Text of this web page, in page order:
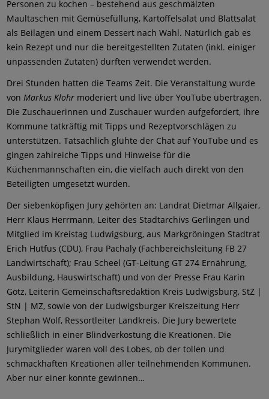
Personen zu kochen – bestehend aus geschmälzten
Maultaschen mit Gemüsefüllung, Kartoffelsalat und Blattsalat
als Beilagen und einem Dessert nach Wahl. Natürlich gab es
kein Rezept und nur die bereitgestellten Zutaten (inkl. einiger
unpassenden Zutaten) durften verwendet werden.
Drei Stunden hatten die Teams Zeit. Die Veranstaltung wurde
von Markus Klohr moderiert und live über YouTube übertragen.
Die Zuschauerinnen und Zuschauer wurden aufgefordert, ihre
Kommune tatkräftig mit Tipps und Rezeptvorschlägen zu
unterstützen. Tatsächlich glühte der Chat auf YouTube und es
gingen zahlreiche Tipps und Hinweise für die
Küchenmannschaften ein, die vielfach auch direkt von den
Beteiligten umgesetzt wurden.
Der siebenköpfigen Jury gehörten an: Landrat Dietmar Allgaier,
Herr Klaus Herrmann, Leiter des Stadtarchivs Gerlingen und
Mitglied im Kreistag Ludwigsburg, aus Markgröningen Stadtrat
Erich Hutfus (CDU), Frau Pachaly (Fachbereichsleitung FB 27
Landwirtschaft); Frau Scheel (GT-Leitung GT 274 Ernährung,
Ausbildung, Hauswirtschaft) und von der Presse Frau Karin
Götz, Leiterin Gemeinschaftsredaktion Kreis Ludwigsburg, StZ |
StN | MZ, sowie von der Ludwigsburger Kreiszeitung Herr
Stephan Wolf, Ressortleiter Landkreis. Die Jury bewertete
schließlich in einer Blindverkostung die Kreationen. Die
Jurymitglieder waren voll des Lobes, ob der tollen und
schmackhaften Kreationen aller teilnehmenden Kommunen.
Aber nur einer konnte gewinnen…